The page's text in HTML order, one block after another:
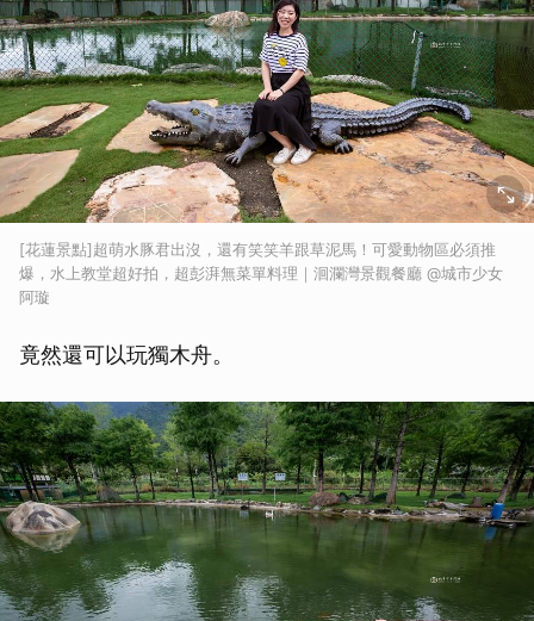
[花蓮景點]超萌水豚君出沒，還有笑笑羊跟草泥馬！可愛動物區必須推
爆，水上教堂超好拍，超彭湃無菜單料理｜洄瀾灣景觀餐廳 @城市少女
阿璇
竟然還可以玩獨木舟。